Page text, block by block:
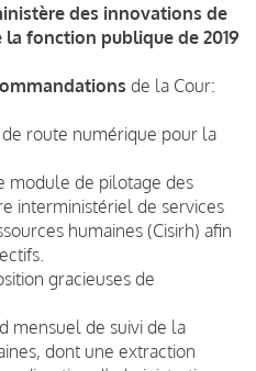
des innovations de
fonction publique de 2019
de la Cour:
route numérique pour la
module de pilotage des
interministériel de services
humaines (Cisirh) afin
gracieuses de
mensuel de suivi de la
dont une extraction